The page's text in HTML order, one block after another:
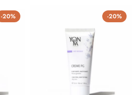
-20% -20%